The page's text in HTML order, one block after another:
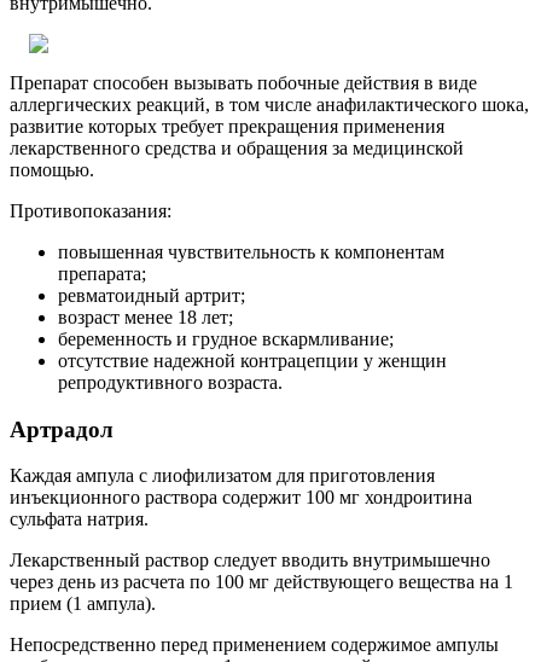
Препарат способен вызывать побочные действия в виде
аллергических реакций, в том числе анафилактического шока,
развитие которых требует прекращения применения
лекарственного средства и обращения за медицинской
помощью.
Противопоказания:
повышенная чувствительность к компонентам
препарата;
ревматоидный артрит;
возраст менее 18 лет;
беременность и грудное вскармливание;
отсутствие надежной контрацепции у женщин
репродуктивного возраста.
Артрадол
Каждая ампула с лиофилизатом для приготовления
инъекционного раствора содержит 100 мг хондроитина
сульфата натрия.
Лекарственный раствор следует вводить внутримышечно
через день из расчета по 100 мг действующего вещества на 1
прием (1 ампула).
Непосредственно перед применением содержимое ампулы